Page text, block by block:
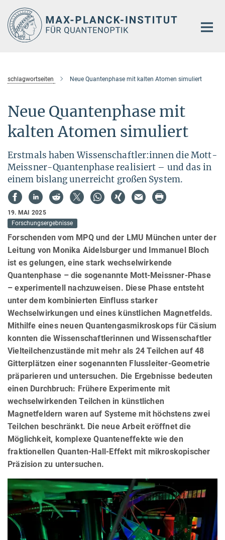
Hauptinhalt
schlagwortseiten Neue Quantenphase mit kalten Atomen simuliert
Neue Quantenphase mit
kalten Atomen simuliert
Erstmals haben Wissenschaftler:innen die Mott-
Meissner-Quantenphase realisiert – und das in
einem bislang unerreicht großen System.
19. MAI 2025
Forschungsergebnisse
Forschenden vom MPQ und der LMU München unter der
Leitung von Monika Aidelsburger und Immanuel Bloch
ist es gelungen, eine stark wechselwirkende
Quantenphase – die sogenannte Mott-Meissner-Phase
– experimentell nachzuweisen. Diese Phase entsteht
unter dem kombinierten Einfluss starker
Wechselwirkungen und eines künstlichen Magnetfelds.
Mithilfe eines neuen Quantengasmikroskops für Cäsium
konnten die Wissenschaftlerinnen und Wissenschaftler
Vielteilchenzustände mit mehr als 24 Teilchen auf 48
Gitterplätzen einer sogenannten Flussleiter-Geometrie
präparieren und untersuchen. Die Ergebnisse bedeuten
einen Durchbruch: Frühere Experimente mit
wechselwirkenden Teilchen in künstlichen
Magnetfeldern waren auf Systeme mit höchstens zwei
Teilchen beschränkt. Die neue Arbeit eröffnet die
Möglichkeit, komplexe Quanteneffekte wie den
fraktionellen Quanten-Hall-Effekt mit mikroskopischer
Präzision zu untersuchen.